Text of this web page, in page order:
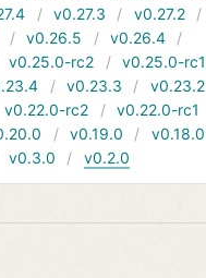
v0.27.3
v0.27.2
v0.26.5
v0.26.4
v0.25.0-rc2
v0.25.0-rc1
v0.23.3
v0.23.2
v0.22.0-rc2
v0.22.0-rc1
v0.19.0
v0.18.0
v0.3.0 v0.2.0